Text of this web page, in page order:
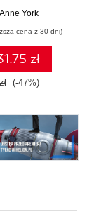
odkrycia
York
cena z 30 dni)
zł
(-47%)